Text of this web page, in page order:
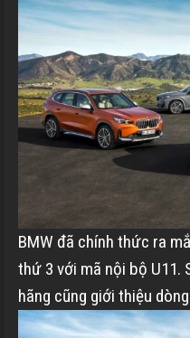
BMW đã chính thức ra
thứ 3 với mã nội bộ U11.
hãng cũng giới thiệu